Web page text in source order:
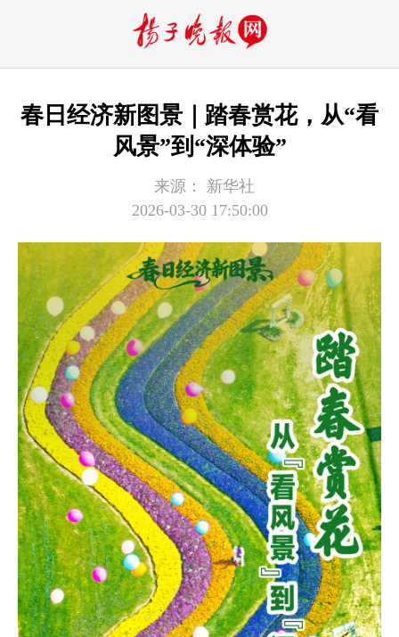
春日经济新图景｜踏春赏花，从“看
风景”到“深体验”
来源：
新华社
2026-03-30 17:50:00